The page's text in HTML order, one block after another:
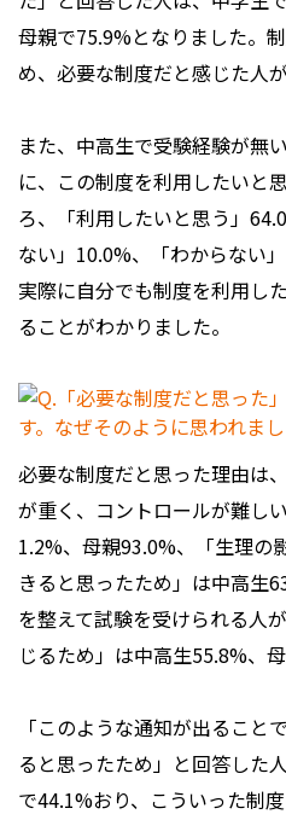
母親で75.9%となりました。
め、必要な制度だと感じた人
また、中高生で受験経験が無
に、この制度を利用したいと
ろ、「利用したいと思う」
ない」10.0%、「わからない
実際に自分でも制度を利用し
ることがわかりました。
必要な制度だと思った理由は
が重く、コントロールが難し
1.2%、母親93.0%、「生理の
きると思ったため」は中高生
を整えて試験を受けられる人
じるため」は中高生55.8%、
「このような通知が出ること
ると思ったため」と回答した
で44.1%おり、こういった制